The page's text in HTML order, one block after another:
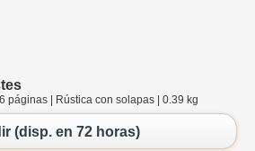
páginas | Rústica con solapas | 0.39 kg
(disp. en 72 horas)